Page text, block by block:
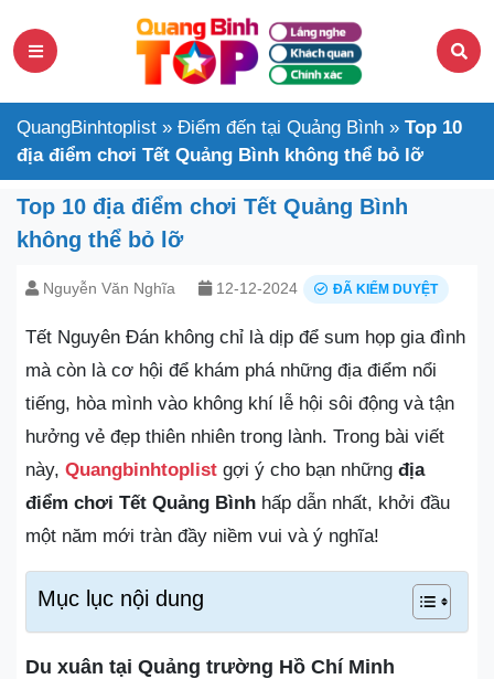
QuangBinhtoplist » Điểm đến tại Quảng Bình » Top 10
địa điểm chơi Tết Quảng Bình không thể bỏ lỡ
Top 10 địa điểm chơi Tết Quảng Bình
không thể bỏ lỡ
Nguyễn Văn Nghĩa 12-12-2024 ĐÃ KIỂM DUYỆT
Tết Nguyên Đán không chỉ là dịp để sum họp gia đình
mà còn là cơ hội để khám phá những địa điểm nổi
tiếng, hòa mình vào không khí lễ hội sôi động và tận
hưởng vẻ đẹp thiên nhiên trong lành. Trong bài viết
này, Quangbinhtoplist gợi ý cho bạn những địa
điểm chơi Tết Quảng Bình hấp dẫn nhất, khởi đầu
một năm mới tràn đầy niềm vui và ý nghĩa!
Mục lục nội dung
Du xuân tại Quảng trường Hồ Chí Minh